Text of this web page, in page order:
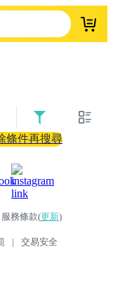
登入
條件再搜尋
務條款(更新)
| 交易安全